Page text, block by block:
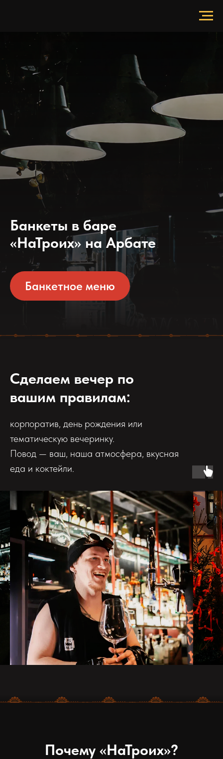
Банкеты в баре
«НаТроих» на Арбате
Банкетное меню
Сделаем вечер по
вашим правилам:
корпоратив, день рождения или
тематическую вечеринку.
Повод — ваш, наша атмосфера, вкусная
еда и коктейли.
Почему «НаТроих»?